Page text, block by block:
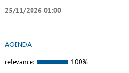
25/11/2026 01:00
AGENDA
relevance: 100%